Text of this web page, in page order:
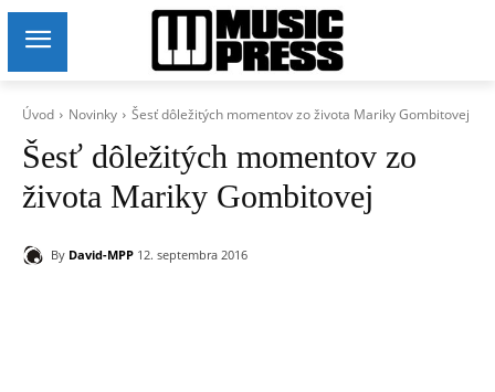
Úvod Novinky Šesť dôležitých momentov zo života Mariky Gombitovej
Šesť dôležitých momentov zo
života Mariky Gombitovej
By David-MPP 12. septembra 2016